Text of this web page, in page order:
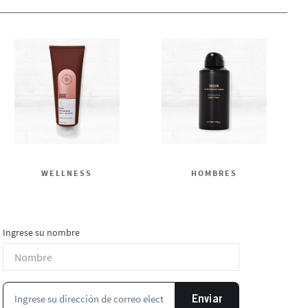
WELLNESS HOMBRES
Ingrese su nombre
Enviar